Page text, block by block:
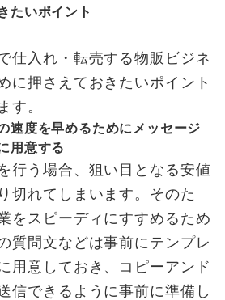
たいポイント
仕入れ・転売する物販ビジネ
に押さえておきたいポイント
す。
速度を早めるためにメッセージ
用意する
行う場合、狙い目となる安値
切れてしまいます。そのた
をスピーディにすすめるため
質問文などは事前にテンプレ
用意しておき、コピーアンド
信できるように事前に準備し